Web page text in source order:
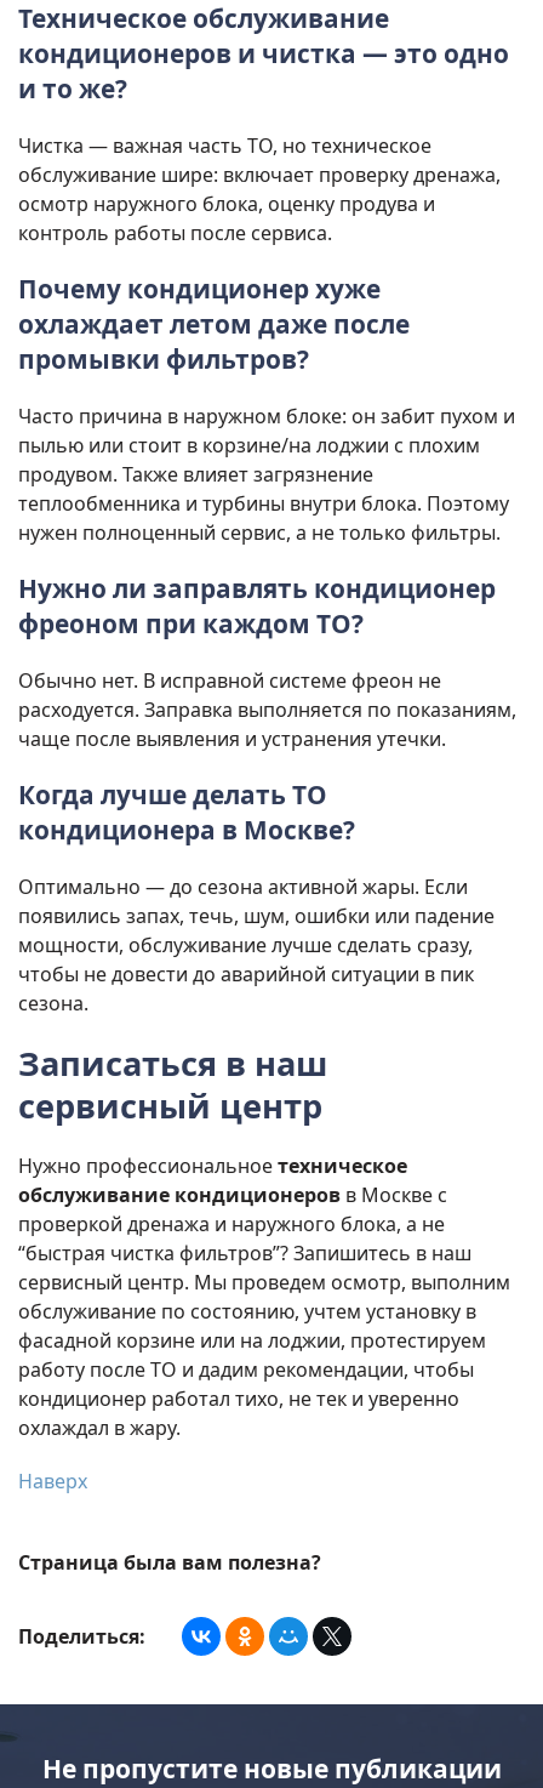
Техническое обслуживание
кондиционеров и чистка — это одно
и то же?
Чистка — важная часть ТО, но техническое
обслуживание шире: включает проверку дренажа,
осмотр наружного блока, оценку продува и
контроль работы после сервиса.
Почему кондиционер хуже
охлаждает летом даже после
промывки фильтров?
Часто причина в наружном блоке: он забит пухом и
пылью или стоит в корзине/на лоджии с плохим
продувом. Также влияет загрязнение
теплообменника и турбины внутри блока. Поэтому
нужен полноценный сервис, а не только фильтры.
Нужно ли заправлять кондиционер
фреоном при каждом ТО?
Обычно нет. В исправной системе фреон не
расходуется. Заправка выполняется по показаниям,
чаще после выявления и устранения утечки.
Когда лучше делать ТО
кондиционера в Москве?
Оптимально — до сезона активной жары. Если
появились запах, течь, шум, ошибки или падение
мощности, обслуживание лучше сделать сразу,
чтобы не довести до аварийной ситуации в пик
сезона.
Записаться в наш
сервисный центр
Нужно профессиональноетехническое
обслуживание кондиционеров в Москве с
проверкой дренажа и наружного блока, а не
“быстрая чистка фильтров”? Запишитесь в наш
сервисный центр. Мы проведем осмотр, выполним
обслуживание по состоянию, учтем установку в
фасадной корзине или на лоджии, протестируем
работу после ТО и дадим рекомендации, чтобы
кондиционер работал тихо, не тек и уверенно
охлаждал в жару.
Наверх
Страница была вам полезна?
Поделиться:
Не пропустите новые публикации